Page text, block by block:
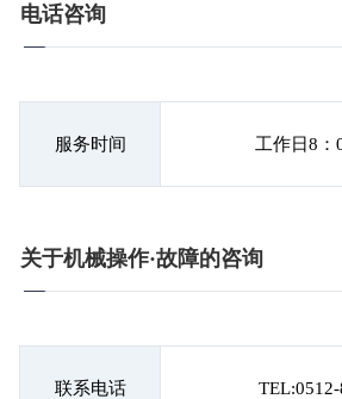
企业概况
电话咨询
服务时间 工作日8：
关于机械操作·故障的咨询
联系电话 TEL:0512-